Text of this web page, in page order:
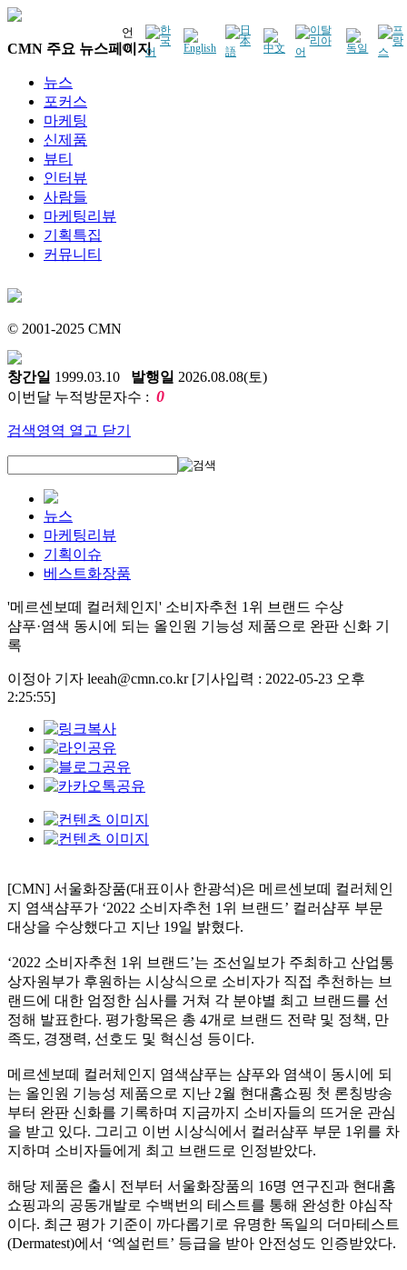
언
어
CMN 주요 뉴스페이지
뉴스
포커스
마케팅
신제품
뷰티
인터뷰
사람들
마케팅리뷰
기획특집
커뮤니티
© 2001-2025 CMN
창간일 1999.03.10 발행일 2026.08.08(토)
이번달 누적방문자수 : 0
검색영역 열고 닫기
뉴스
마케팅리뷰
기획이슈
베스트화장품
'메르센보떼 컬러체인지' 소비자추천 1위 브랜드 수상
샴푸·염색 동시에 되는 올인원 기능성 제품으로 완판 신화 기
록
이정아 기자 leeah@cmn.co.kr [기사입력 : 2022-05-23 오후
2:25:55]
[CMN] 서울화장품(대표이사 한광석)은 메르센보떼 컬러체인
지 염색샴푸가 ‘2022 소비자추천 1 위 브랜드’ 컬러샴푸 부문
대상을 수상했다고 지난 19일 밝혔다.
‘2022 소비자추천 1 위 브랜드’는 조선일보가 주최하고 산업통
상자원부가 후원하는 시상식으로 소비자가 직접 추천하는 브
랜드에 대한 엄정한 심사를 거쳐 각 분야별 최고 브랜드를 선
정해 발표한다. 평가항목은 총 4개로 브랜드 전략 및 정책, 만
족도, 경쟁력, 선호도 및 혁신성 등이다.
메르센보떼 컬러체인지 염색샴푸는 샴푸와 염색이 동시에 되
는 올인원 기능성 제품으로 지난 2월 현대홈쇼핑 첫 론칭방송
부터 완판 신화를 기록하며 지금까지 소비자들의 뜨거운 관심
을 받고 있다. 그리고 이번 시상식에서 컬러샴푸 부문 1 위를 차
지하며 소비자들에게 최고 브랜드로 인정받았다.
해당 제품은 출시 전부터 서울화장품의 16명 연구진과 현대홈
쇼핑과의 공동개발로 수백번의 테스트를 통해 완성한 야심작
이다. 최근 평가 기준이 까다롭기로 유명한 독일의 더마테스트
(Dermatest)에서 ‘엑설런트’ 등급을 받아 안전성도 인증받았다.